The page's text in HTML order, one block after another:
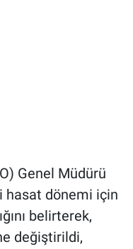
Genel Müdürü
hasat dönemi için
belirterek,
değiştirildi,